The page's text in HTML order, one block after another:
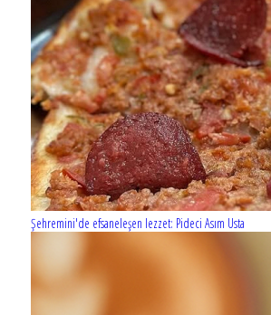
Şehremini'de efsaneleşen lezzet: Pideci Asım Usta